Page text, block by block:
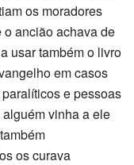
os moradores
o ancião achava de
usar também o livro
em casos
e pessoas
vinha a ele
os curava